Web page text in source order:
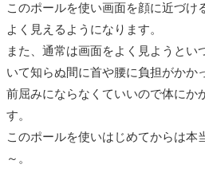
このポールを使い画面を顔に近づけ
よく見えるようになります。
また、通常は画面をよく見ようとい
いて知らぬ間に首や腰に負担がかか
前屈みにならなくていいので体にか
す。
このポールを使いはじめてからは本
～。